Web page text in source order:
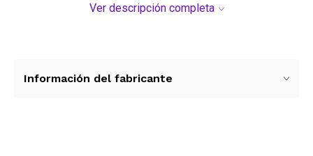
silencioso y suave. Su construccion robusta en
Con un peso ligero de aproximadamente 400
Ver descripción completa
Información del fabricante